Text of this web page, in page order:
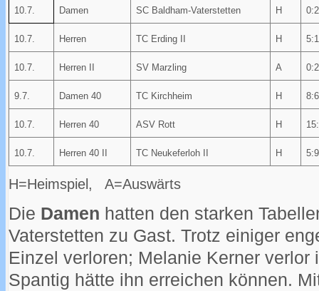
10.7. Damen SC Baldham-Vaterstetten H
10.7. Herren TC Erding II H
10.7. Herren II SV Marzling A
9.7. Damen 40 TC Kirchheim H 8:6
10.7. Herren 40 ASV Rott H
10.7. Herren 40 II TC Neukeferloh II H 5:9
H=Heimspiel, A=Auswärts
Die Damen hatten den starken
Vaterstetten zu Gast. Trotz einiger
Einzel verloren; Melanie Kerner verlor
Spantig hätte ihn erreichen können.